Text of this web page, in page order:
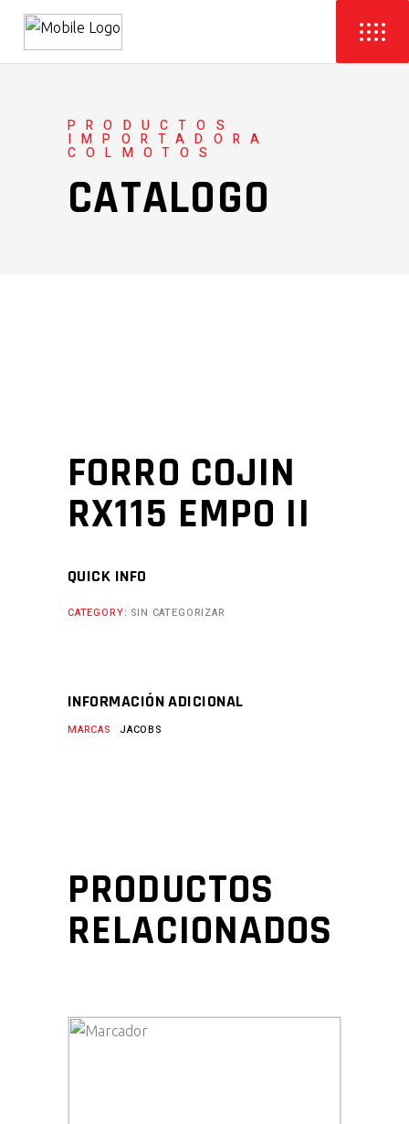
PRODUCTOS
IMPORTADORA
COLMOTOS
CATALOGO
FORRO COJIN
RX115 EMPO II
QUICK INFO
CATEGORY: SIN CATEGORIZAR
INFORMACIÓN ADICIONAL
MARCAS JACOBS
PRODUCTOS
RELACIONADOS